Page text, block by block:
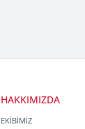
HAKKIMIZDA
EKİBİMİZ